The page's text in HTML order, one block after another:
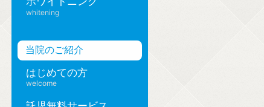
whitening
当院のご紹介
はじめての方
welcome